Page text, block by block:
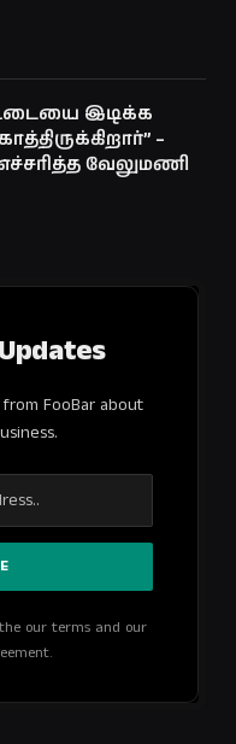
இடிக்க
–
வேலுமணி
FooBar about
our terms and our